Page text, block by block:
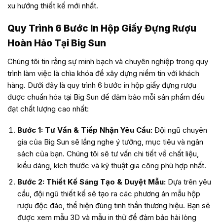
xu hướng thiết kế mới nhất.
Quy Trình 6 Bước In Hộp Giấy Đựng Rượu
Hoàn Hảo Tại Big Sun
Chúng tôi tin rằng sự minh bạch và chuyên nghiệp trong quy
trình làm việc là chìa khóa để xây dựng niềm tin với khách
hàng. Dưới đây là quy trình 6 bước in hộp giấy đựng rượu
được chuẩn hóa tại Big Sun để đảm bảo mỗi sản phẩm đều
đạt chất lượng cao nhất:
Bước 1: Tư Vấn & Tiếp Nhận Yêu Cầu:Đội ngũ chuyên
gia của Big Sun sẽ lắng nghe ý tưởng, mục tiêu và ngân
sách của bạn. Chúng tôi sẽ tư vấn chi tiết về chất liệu,
kiểu dáng, kích thước và kỹ thuật gia công phù hợp nhất.
Bước 2: Thiết Kế Sáng Tạo & Duyệt Mẫu:Dựa trên yêu
cầu, đội ngũ thiết kế sẽ tạo ra các phương án mẫu hộp
rượu độc đáo, thể hiện đúng tinh thần thương hiệu. Bạn sẽ
được xem mẫu 3D và mẫu in thử để đảm bảo hài lòng